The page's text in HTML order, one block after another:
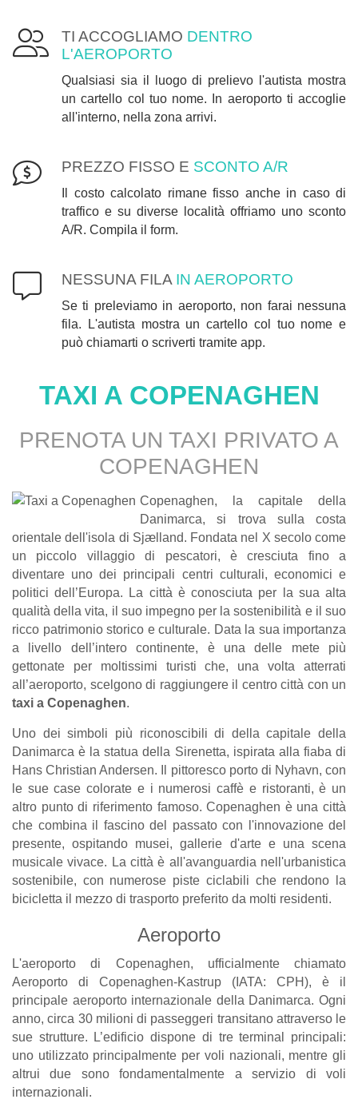
TI ACCOGLIAMO DENTRO
L'AEROPORTO
Qualsiasi sia il luogo di prelievo l'autista mostra
un cartello col tuo nome. In aeroporto ti accoglie
all'interno, nella zona arrivi.
PREZZO FISSO E SCONTO A/R
Il costo calcolato rimane fisso anche in caso di
traffico e su diverse località offriamo uno sconto
A/R. Compila il form.
NESSUNA FILA IN AEROPORTO
Se ti preleviamo in aeroporto, non farai nessuna
fila. L'autista mostra un cartello col tuo nome e
può chiamarti o scriverti tramite app.
TAXI A COPENAGHEN
PRENOTA UN TAXI PRIVATO A
COPENAGHEN
Copenaghen, la capitale della
Danimarca, si trova sulla costa
orientale dell'isola di Sjælland. Fondata nel X secolo come
un piccolo villaggio di pescatori, è cresciuta fino a
diventare uno dei principali centri culturali, economici e
politici dell’Europa. La città è conosciuta per la sua alta
qualità della vita, il suo impegno per la sostenibilità e il suo
ricco patrimonio storico e culturale. Data la sua importanza
a livello dell’intero continente, è una delle mete più
gettonate per moltissimi turisti che, una volta atterrati
all’aeroporto, scelgono di raggiungere il centro città con un
taxi a Copenaghen.
Uno dei simboli più riconoscibili di della capitale della
Danimarca è la statua della Sirenetta, ispirata alla fiaba di
Hans Christian Andersen. Il pittoresco porto di Nyhavn, con
le sue case colorate e i numerosi caffè e ristoranti, è un
altro punto di riferimento famoso. Copenaghen è una città
che combina il fascino del passato con l'innovazione del
presente, ospitando musei, gallerie d'arte e una scena
musicale vivace. La città è all'avanguardia nell'urbanistica
sostenibile, con numerose piste ciclabili che rendono la
bicicletta il mezzo di trasporto preferito da molti residenti.
Aeroporto
L'aeroporto di Copenaghen, ufficialmente chiamato
Aeroporto di Copenaghen-Kastrup (IATA: CPH), è il
principale aeroporto internazionale della Danimarca. Ogni
anno, circa 30 milioni di passeggeri transitano attraverso le
sue strutture. L’edificio dispone di tre terminal principali:
uno utilizzato principalmente per voli nazionali, mentre gli
altrui due sono fondamentalmente a servizio di voli
internazionali.